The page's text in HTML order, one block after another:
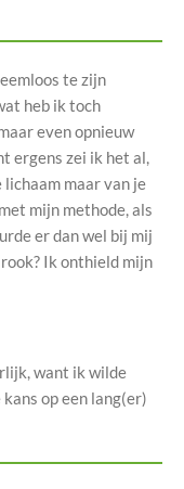
te zijn
heb ik toch
even opnieuw
ergens zei ik het al,
maar van je
mijn methode, als
er dan wel bij mij
Ik onthield mijn
want ik wilde
op een lang(er)